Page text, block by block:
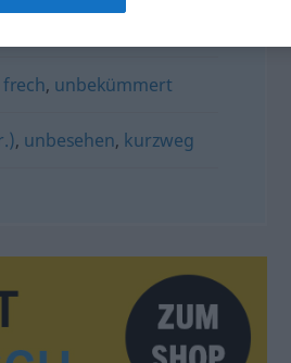
frech, unbekümmert
, unbesehen, kurzweg